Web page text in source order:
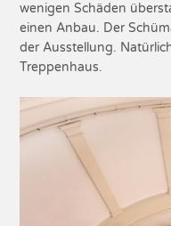
wenigen Schäden
einen Anbau. Der
der Ausstellung.
Treppenhaus.